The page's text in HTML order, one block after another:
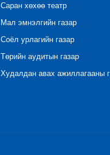
Саран хөхөө театр
Мал эмнэлгийн газар
Соёл урлагийн газар
Төрийн аудитын газар
Худалдан авах ажиллагааны